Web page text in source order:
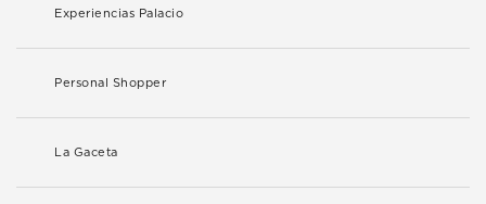
Experiencias Palacio
Personal Shopper
La Gaceta